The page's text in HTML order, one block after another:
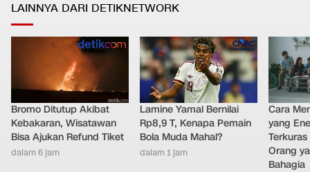
LAINNYA DARI DETIKNETWORK
Bromo Ditutup Akibat
Kebakaran, Wisatawan
Bisa Ajukan Refund Tiket
dalam 6 jam
Lamine Yamal Bernilai
Rp8,9 T, Kenapa Pemain
Bola Muda Mahal?
dalam 1 jam
Cara
yang
Orang
Bahagia